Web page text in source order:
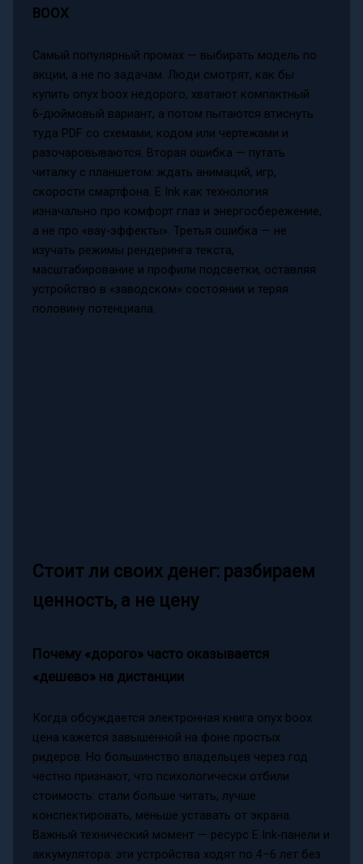
BOOX
Самый популярный промах — выбирать модель по
акции, а не по задачам. Люди смотрят, как бы
купить onyx boox недорого, хватают компактный
6‑дюймовый вариант, а потом пытаются втиснуть
туда PDF со схемами, кодом или чертежами и
разочаровываются. Вторая ошибка — путать
читалку с планшетом: ждать анимаций, игр,
скорости смартфона. E Ink как технология
изначально про комфорт глаз и энергосбережение,
а не про «вау‑эффекты». Третья ошибка — не
изучать режимы рендеринга текста,
масштабирование и профили подсветки, оставляя
устройство в «заводском» состоянии и теряя
половину потенциала.
Стоит ли своих денег: разбираем
ценность, а не цену
Почему «дорого» часто оказывается
«дешево» на дистанции
Когда обсуждается электронная книга onyx boox
цена кажется завышенной на фоне простых
ридеров. Но большинство владельцев через год
честно признают, что психологически отбили
стоимость: стали больше читать, лучше
конспектировать, меньше уставать от экрана.
Важный технический момент — ресурс E Ink‑панели и
аккумулятора: эти устройства ходят по 4–6 лет без